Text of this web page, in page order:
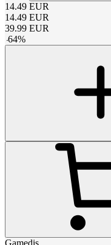
14.49 EUR
14.49 EUR
39.99 EUR
-64%
Gamedis